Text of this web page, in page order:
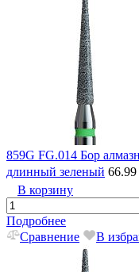
859G FG.014 Бор
длинный зеленый
В корзину
Подробнее
Сравнение
В